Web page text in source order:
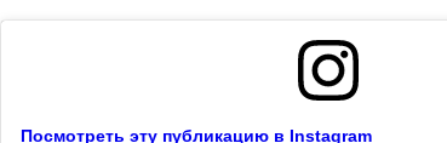
Посмотреть эту публикацию в Instagram